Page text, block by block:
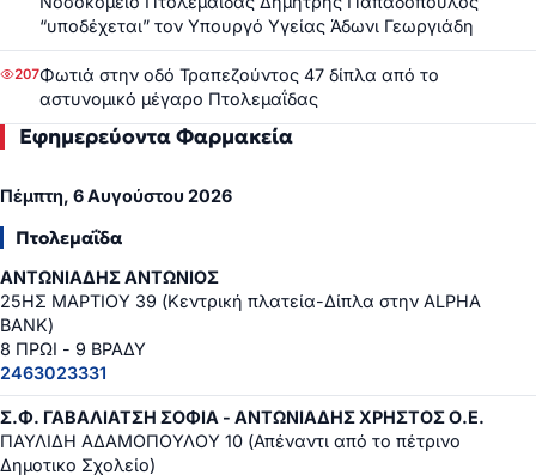
“υποδέχεται” τον Υπουργό Υγείας Άδωνι Γεωργιάδη
207Φωτιά στην οδό Τραπεζούντος 47 δίπλα από το
αστυνομικό μέγαρο Πτολεμαΐδας
Εφημερεύοντα Φαρμακεία
Πέμπτη, 6 Αυγούστου 2026
Πτολεμαΐδα
ΑΝΤΩΝΙΑΔΗΣ ΑΝΤΩΝΙΟΣ
25ΗΣ ΜΑΡΤΙΟΥ 39 (Κεντρική πλατεία-Δίπλα στην ALPHA
BANK)
8 ΠΡΩΙ - 9 ΒΡΑΔΥ
2463023331
Σ.Φ. ΓΑΒΑΛΙΑΤΣΗ ΣΟΦΙΑ - ΑΝΤΩΝΙΑΔΗΣ ΧΡΗΣΤΟΣ Ο.Ε.
ΠΑΥΛΙΔΗ ΑΔΑΜΟΠΟΥΛΟΥ 10 (Απέναντι από το πέτρινο
Δημοτικο Σχολείο)